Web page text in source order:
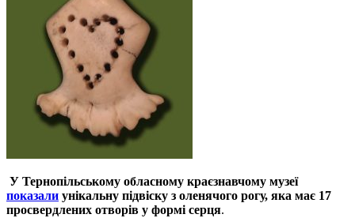
У Тернопільському обласному краєзнавчому музеї
показали унікальну підвіску з оленячого рогу, яка має 17
просвердлених отворів у формі серця.